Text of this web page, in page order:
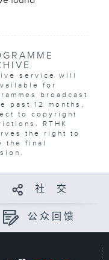
service will
for
broadcast
past 12 months,
to copyright
RTHK
the right to
the final
社 交
公众回馈